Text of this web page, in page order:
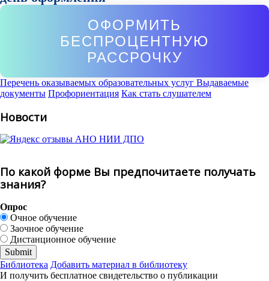
ОФОРМИТЬ
БЕСПРОЦЕНТНУЮ
РАССРОЧКУ
Перечень оказываемых образовательных услуг Выдаваемые
документы Профориентация Как стать слушателем
Новости
По какой форме Вы предпочитаете получать
знания?
Опрос
Очное обучение
Заочное обучение
Дистанционное обучение
Библиотека Добавить материал в библиотеку
И получить бесплатное свидетельство о публикации